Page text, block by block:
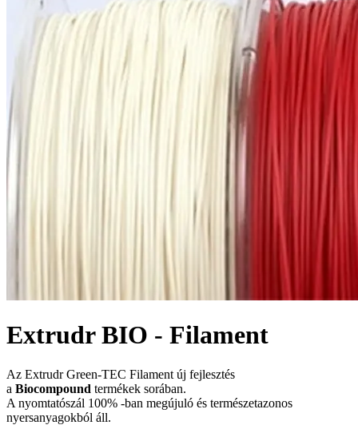
Extrudr BIO - Filament
Az Extrudr Green-TEC Filament új fejlesztés
a Biocompound termékek sorában.
A nyomtatószál 100% -ban megújuló és természetazonos
nyersanyagokból áll.